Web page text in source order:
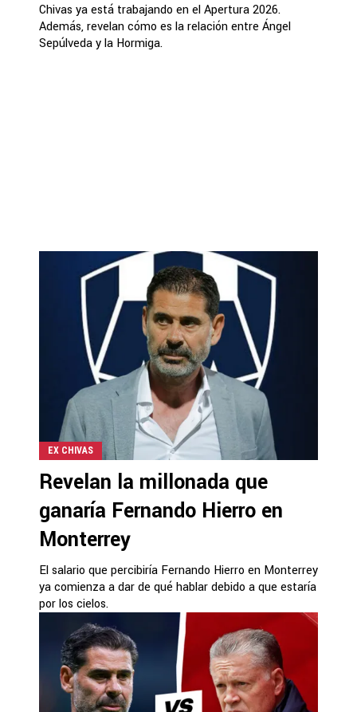
Chivas ya está trabajando en el Apertura 2026.
Además, revelan cómo es la relación entre Ángel
Sepúlveda y la Hormiga.
EX CHIVAS
Revelan la millonada que
ganaría Fernando Hierro en
Monterrey
El salario que percibiría Fernando Hierro en Monterrey
ya comienza a dar de qué hablar debido a que estaría
por los cielos.